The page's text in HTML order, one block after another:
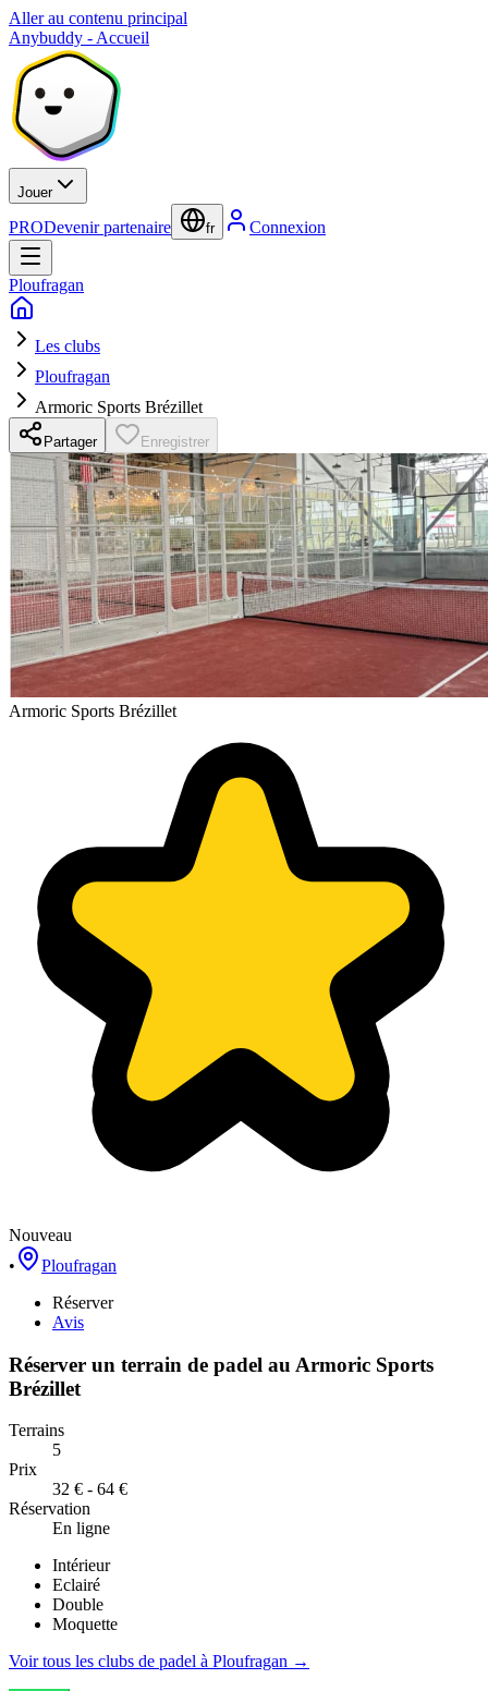
Aller au contenu principal
Anybuddy - Accueil
Jouer
PRODevenir partenaire fr Connexion
Ploufragan
Les clubs
Ploufragan
Armoric Sports Brézillet
Partager Enregistrer
Armoric Sports Brézillet
Nouveau
•
Ploufragan
Réserver
Avis
Réserver un terrain de padel au Armoric Sports
Brézillet
Terrains
5
Prix
32 € - 64 €
Réservation
En ligne
Intérieur
Eclairé
Double
Moquette
Voir tous les clubs de padel à Ploufragan →